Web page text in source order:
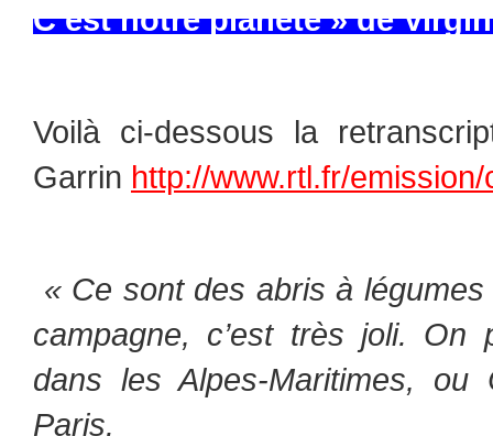
C’est notre planète » de
Voilà ci-dessous la
Garrin http://www.rtl.fr/
« Ce sont des abris à
campagne, c’est très joli. On
dans les Alpes-Maritimes,
Paris.